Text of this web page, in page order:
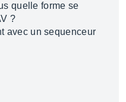
quelle forme se
?
avec un sequenceur